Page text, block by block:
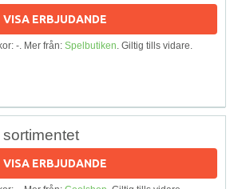
VISA ERBJUDANDE
-. Mer från: Spelbutiken. Giltig tills vidare.
VISA ERBJUDANDE